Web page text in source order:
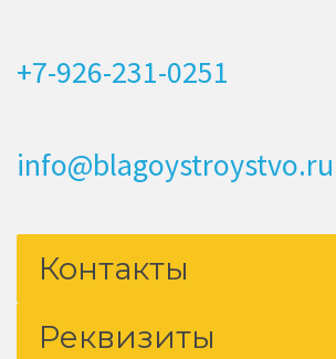
+7-926-231-0251
info@blagoystroystvo.ru
Контакты
Реквизиты